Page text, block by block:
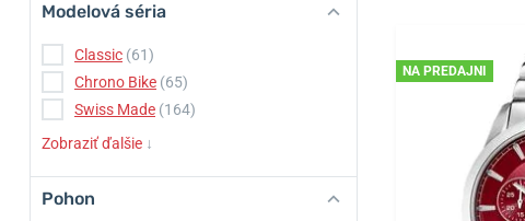
Modelová séria
Classic (61)
Chrono Bike (65)
Swiss Made (164)
Zobraziť ďalšie ↓
Pohon
NA PREDAJNI